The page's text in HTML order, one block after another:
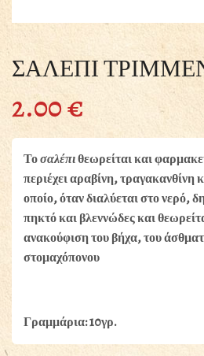
ΣΑΛΕΠΙ
2.00€
Τοσαλέπιθεωρείται και
περιέχει αραβίνη, τραγακανθίνη
οποίο, όταν διαλύεται στο νερό,
πηκτό και βλεννώδες και
ανακούφιση του βήχα, του
στομαχόπονου
Γραμμάρια: 10γρ.